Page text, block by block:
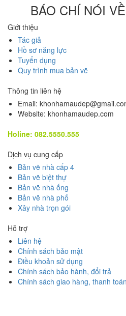
BÁO CHÍ NÓI
Giới thiệu
Tác giả
Hồ sơ năng lực
Tuyển dụng
Quy trình mua bản vẽ
Thông tin liên hệ
Email:
Website: khonhamaudep.com
Holine: 082.5550.555
Dịch vụ cung cấp
Bản vẽ nhà cấp 4
Bản vẽ biệt thự
Bản vẽ nhà ống
Bản vẽ nhà phố
Xây nhà trọn gói
Hỗ trợ
Liên hệ
Chính sách bảo mật
Điều khoản sử dụng
Chính sách bảo hành, đổi trả
Chính sách giao hàng, thanh toán